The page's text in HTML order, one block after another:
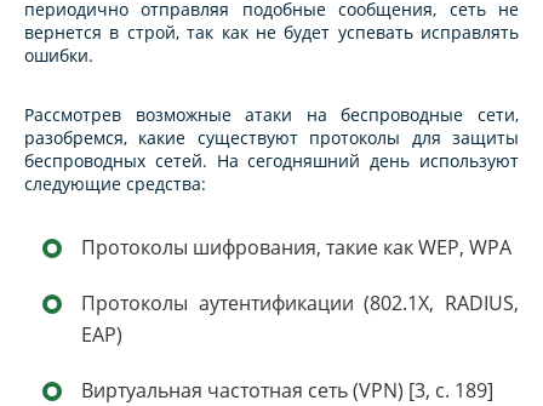
периодично отправляя подобные сообщения, сеть не
вернется в строй, так как не будет успевать исправлять
ошибки.
Рассмотрев возможные атаки на беспроводные сети,
разобремся, какие существуют протоколы для защиты
беспроводных сетей. На сегодняшний день используют
следующие средства:
Протоколы шифрования, такие как WEP, WPA
Протоколы аутентификации (802.1X, RADIUS,
EAP)
Виртуальная частотная сеть (VPN) [3, с. 189]